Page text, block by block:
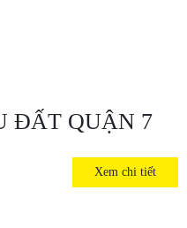
ĐẤT QUẬN 7
Xem chi tiết